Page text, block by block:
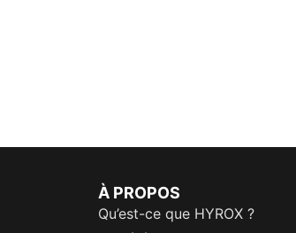
À PROPOS
Qu’est-ce que HYROX ?